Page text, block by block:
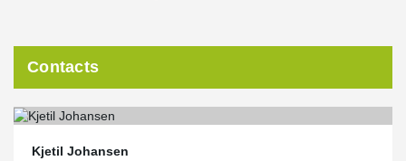
Contacts
Kjetil Johansen